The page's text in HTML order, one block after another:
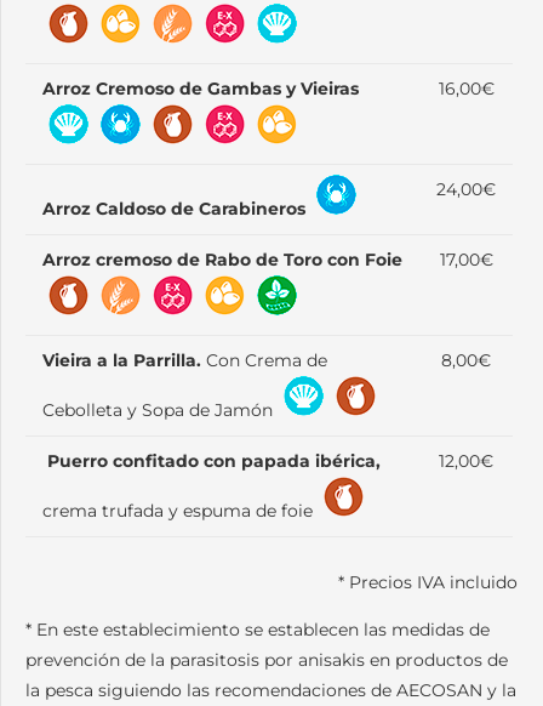
Arroz Cremoso de Gambas y Vieiras 16,00€
Arroz Caldoso de Carabineros
24,00€
Arroz cremoso de Rabo de Toro con Foie 17,00€
Vieira a la Parrilla. Con Crema de
Cebolleta y Sopa de Jamón
8,00€
Puerro confitado con papada ibérica,
crema trufada y espuma de foie
12,00€
* Precios IVA incluido
* En este establecimiento se establecen las medidas de
prevención de la parasitosis por anisakis en productos de
la pesca siguiendo las recomendaciones de AECOSAN y la